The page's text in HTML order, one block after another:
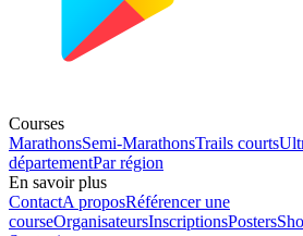
Courses
MarathonsSemi-MarathonsTrails courts
départementPar région
En savoir plus
ContactA proposRéférencer une
courseOrganisateursInscriptionsPosters